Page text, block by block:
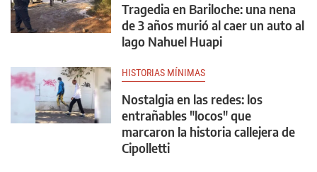
Tragedia en Bariloche: una nena
de 3 años murió al caer un auto al
lago Nahuel Huapi
HISTORIAS MÍNIMAS
Nostalgia en las redes: los
entrañables "locos" que
marcaron la historia callejera de
Cipolletti